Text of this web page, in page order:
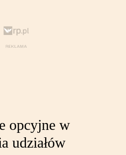
opcyjne w
udziałów